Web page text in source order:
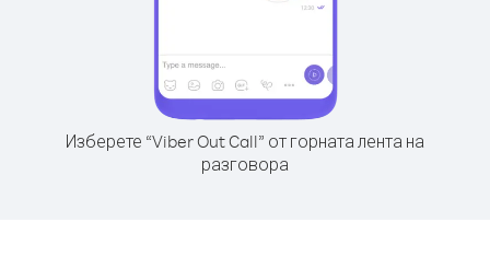
Изберете “Viber Out Call” от горната лента на
разговора